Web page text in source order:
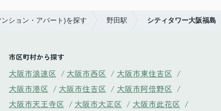
ション・アパート)を探す 野田駅 シティタワー大阪福島
市区町村から探す
大阪市浪速区 / 大阪市西区 / 大阪市東住吉区 /
大阪市港区 / 大阪市住吉区 / 大阪市阿倍野区 /
大阪市天王寺区 / 大阪市大正区 / 大阪市此花区 /